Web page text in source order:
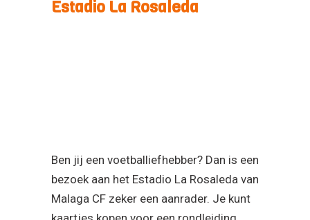
welke erg uitgebreid is en waar je echt
heel veel van Malaga CF te zien krijgt.
Je mag de kleedkamer en de
persruimte in en uiteraard mag je even